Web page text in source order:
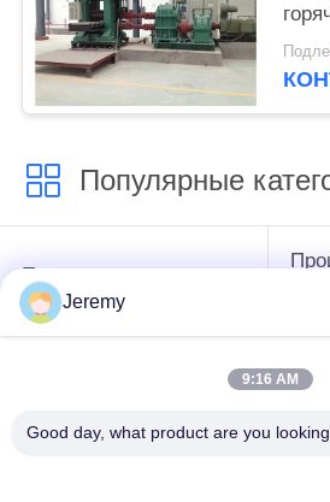
Популярные
Производственная
линия ОСБ
Jeremy
9:16 AM
Good day, what product are you